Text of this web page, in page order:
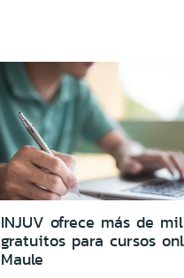
INJUV ofrece más de
gratuitos para cursos
Maule